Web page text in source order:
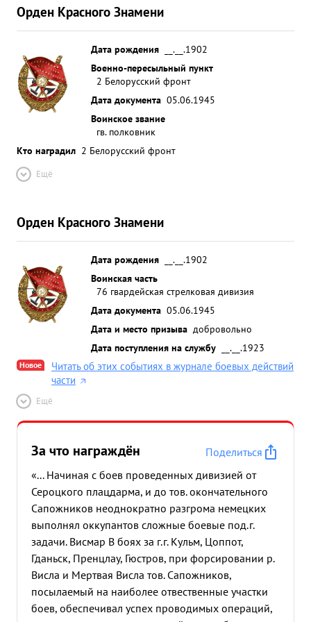
Орден Красного Знамени
Дата рождения
__.__.1902
Военно-пересыльный пункт
2 Белорусский фронт
Дата документа 05.06.1945
Воинское звание
гв. полковник
Кто наградил 2 Белорусский фронт
Ещё
Орден Красного Знамени
Дата рождения
__.__.1902
Воинская часть
76 гвардейская стрелковая дивизия
Дата документа 05.06.1945
Дата и место призыва добровольно
Дата поступления на службу
__.__.1923
Новое
Читать об этих событиях в журнале боевых действий
части
Ещё
За что награждён
Поделиться
«... Начиная с боев проведенных дивизией от
Сероцкого плацдарма, и до тов. окончательного
Сапожников неоднократно разгрома немецких
выполнял оккупантов сложные боевые под.г.
задачи. Висмар В боях за г.г. Кульм, Цоппот,
Гданьск, Пренцлау, Гюстров, при форсировании р.
Висла и Мертвая Висла тов. Сапожников,
посылаемый на наиболее отвественные участки
боев, обеспечивал успех проводимых операций,